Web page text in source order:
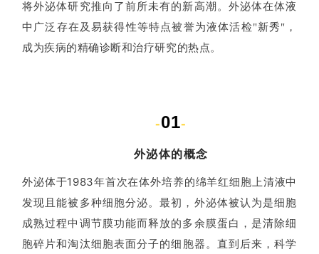
将外泌体研究推向了前所未有的新高潮。外泌体在体液
中广泛存在及易获得性等特点被誉为液体活检"新秀"，
成为疾病的精确诊断和治疗研究的热点。
-01-
外泌体的概念
外泌体于1983年首次在体外培养的绵羊红细胞上清液中
发现且能被多种细胞分泌。最初，外泌体被认为是细胞
成熟过程中调节膜功能而释放的多余膜蛋白，是清除细
胞碎片和淘汰细胞表面分子的细胞器。
直到后来，科学